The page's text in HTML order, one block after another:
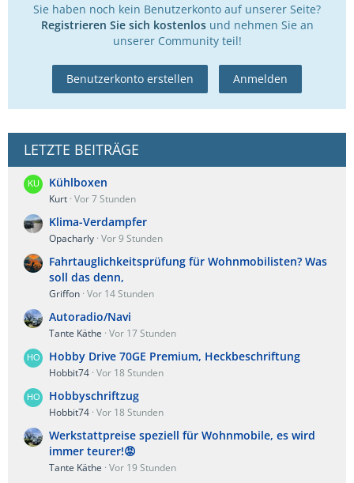
Sie haben noch kein Benutzerkonto auf unserer Seite?
Registrieren Sie sich kostenlosund nehmen Sie an
unserer Community teil!
Benutzerkonto erstellen Anmelden
LETZTE BEITRÄGE
Kühlboxen
Kurt Vor 7 Stunden
Klima-Verdampfer
Opacharly Vor 9 Stunden
Fahrtauglichkeitsprüfung für Wohnmobilisten? Was
soll das denn,
Griffon Vor 14 Stunden
Autoradio/Navi
Tante Käthe Vor 17 Stunden
Hobby Drive 70GE Premium, Heckbeschriftung
Hobbit74 Vor 18 Stunden
Hobbyschriftzug
Hobbit74 Vor 18 Stunden
Werkstattpreise speziell für Wohnmobile, es wird
immer teurer!😡
Tante Käthe Vor 19 Stunden